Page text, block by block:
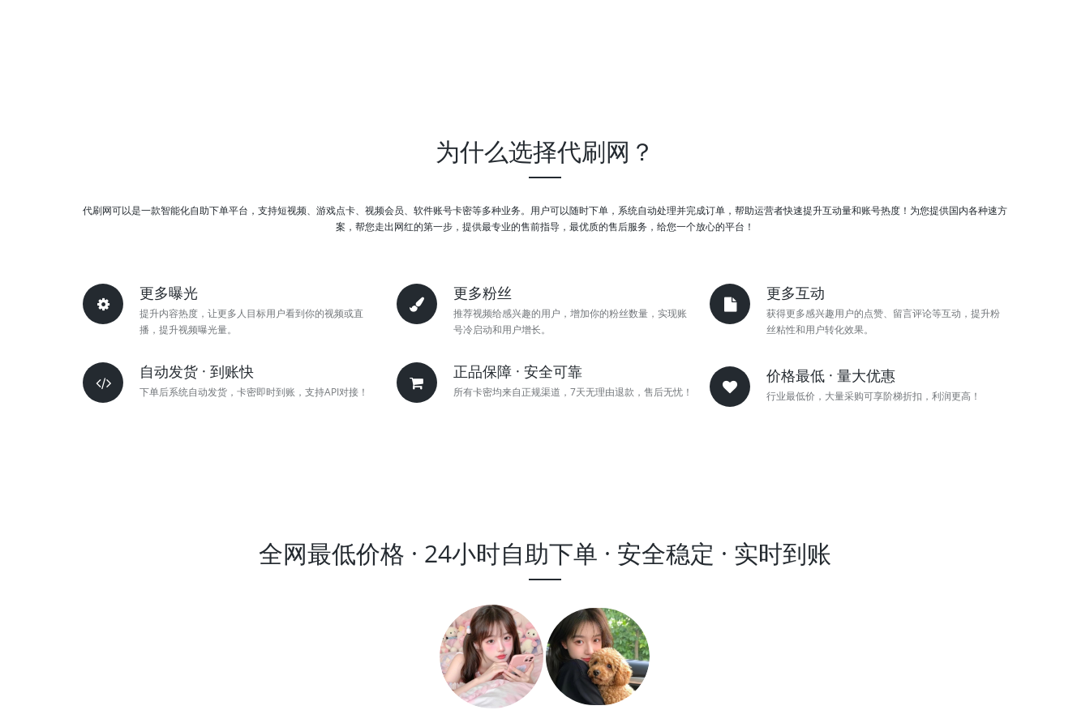
为什么选择代刷网？
代刷网可以是一款智能化自助下单平台，支持短视频、游戏点卡、视频会员、软件账号卡密等多种业务。用户可以随时下单，系统自动处理并完成订单，帮助运营者快速提升互动量和账号热度！为您提供国内各种速方
案，帮您走出网红的第一步，提供最专业的售前指导，最优质的售后服务，给您一个放心的平台！
更多曝光
提升内容热度，让更多人目标用户看到你的视频或直
播，提升视频曝光量。
更多粉丝
推荐视频给感兴趣的用户，增加你的粉丝数量，实现账
号冷启动和用户增长。
更多互动
获得更多感兴趣用户的点赞、留言评论等互动，提升粉
丝粘性和用户转化效果。
自动发货 · 到账快
下单后系统自动发货，卡密即时到账，支持API对接！
正品保障 · 安全可靠
所有卡密均来自正规渠道，7天无理由退款，售后无忧！
价格最低 · 量大优惠
行业最低价，大量采购可享阶梯折扣，利润更高！
全网最低价格 · 24小时自助下单 · 安全稳定 · 实时到账